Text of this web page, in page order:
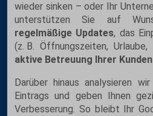
wieder sinken – oder Ihr
unterstützen Sie auf
regelmäßige Updates, das
(z. B. Öffnungszeiten,
aktive Betreuung Ihrer
Darüber hinaus analysieren
Eintrags und geben Ihnen
Verbesserung. So bleibt Ihr